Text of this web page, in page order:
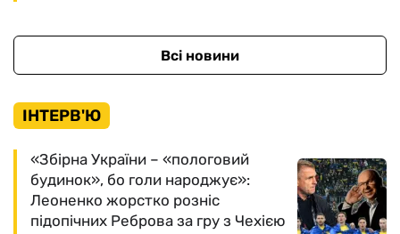
Всі новини
ІНТЕРВ'Ю
«Збірна України – «пологовий
будинок», бо голи народжує»:
Леоненко жорстко розніс
підопічних Реброва за гру з Чехією